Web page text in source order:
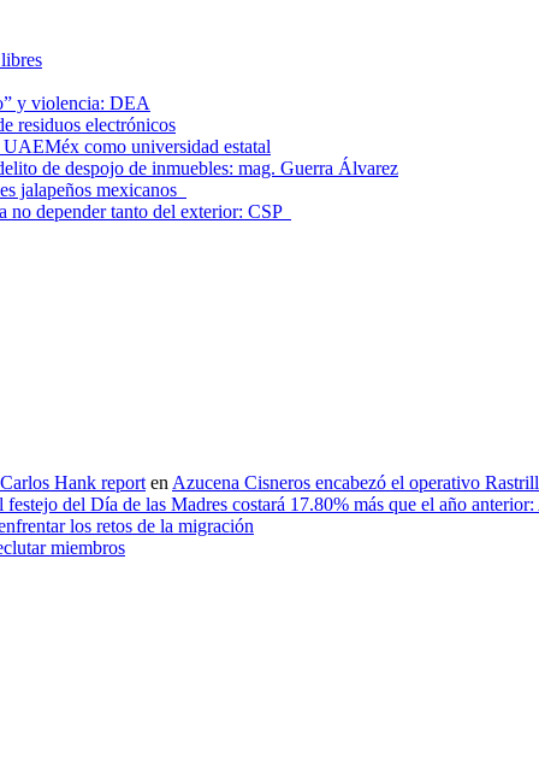
y violencia: DEA
residuos electrónicos
como universidad estatal
de despojo de inmuebles: mag. Guerra Álvarez
jalapeños mexicanos
no depender tanto del exterior: CSP
Hank report en Azucena Cisneros encabezó el operativo
festejo del Día de las Madres costará 17.80% más que el año
los retos de la migración
miembros